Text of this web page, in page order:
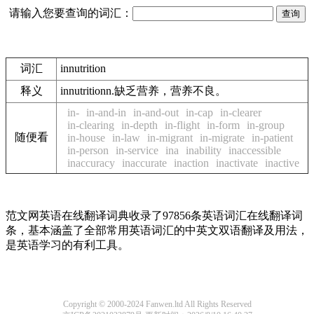
请输入您要查询的词汇：
词汇
innutrition
释义
innutritionn.缺乏营养，营养不良。
随便看
in- in-and-in in-and-out in-cap
in-clearer
in-clearing
in-depth in-flight in-form
in-group
in-house
in-law in-migrant in-migrate
in-patient
in-person
in-service ina inability
inaccessible
inaccuracy
inaccurate inaction inactivate inactive
范文网英语在线翻译词典收录了97856条英语词汇在线翻译词
条，基本涵盖了全部常用英语词汇的中英文双语翻译及用法，
是英语学习的有利工具。
Copyright © 2000-2024 Fanwen.ltd All Rights Reserved